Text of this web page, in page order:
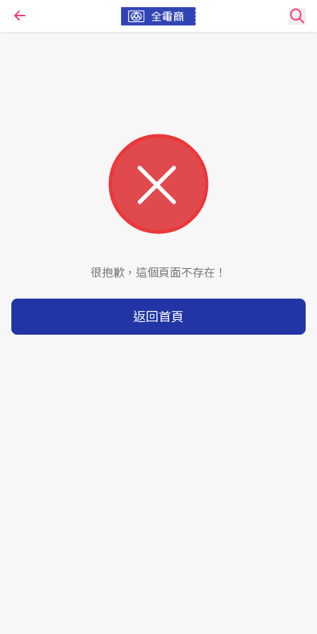
很抱歉，這個頁面不存在！
返回首頁